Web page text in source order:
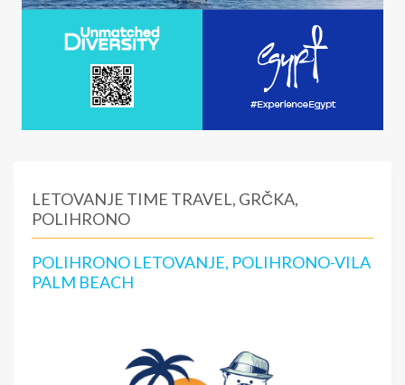
LETOVANJE TIME TRAVEL, GRČKA,
POLIHRONO
POLIHRONO LETOVANJE, POLIHRONO-VILA
PALM BEACH